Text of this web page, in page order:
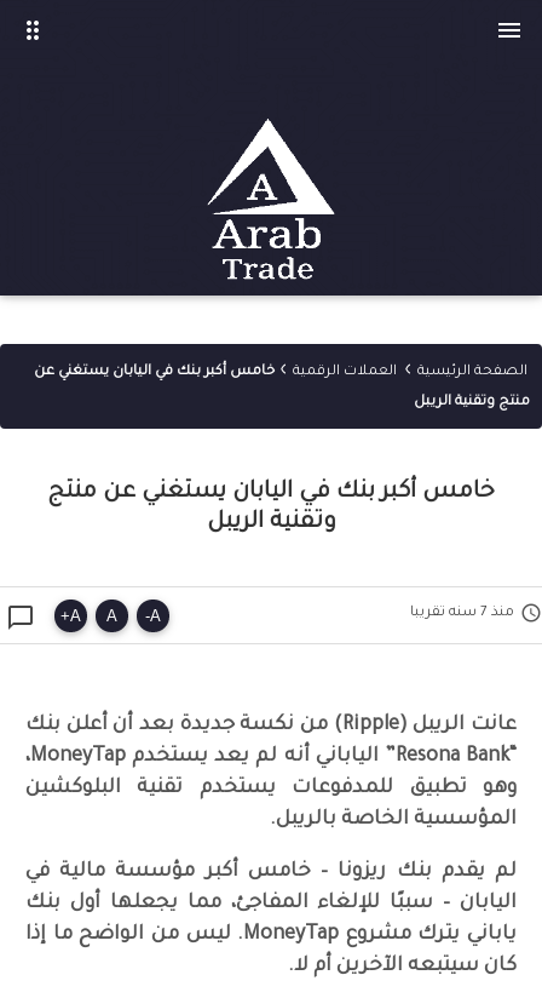

drag_indicator
الصفحة الرئيسية › العملات الرقمية › خامس أكبر بنك في اليابان يستغني عن
منتج وتقنية الريبل
خامس أكبر بنك في اليابان يستغني عن منتج
وتقنية الريبل
 منذ 7 سنه تقريبا  A
-
A
A
+
عانت الريبل (Ripple) من نكسة جديدة بعد أن أعلن بنك
“Resona Bank” الياباني أنه لم يعد يستخدم MoneyTap،
وهو تطبيق للمدفوعات يستخدم تقنية البلوكشين
المؤسسية الخاصة بالريبل.
لم يقدم بنك ريزونا – خامس أكبر مؤسسة مالية في
اليابان – سببًا للإلغاء المفاجئ، مما يجعلها أول بنك
ياباني يترك مشروع MoneyTap. ليس من الواضح ما إذا
كان سيتبعه الآخرين أم لا.